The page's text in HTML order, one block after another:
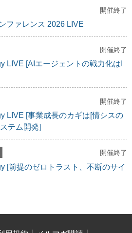
開催終了
ファレンス 2026 LIVE
開催終了
LIVE [AIエージェントの戦力化はI
開催終了
LIVE [事業成長のカギは[情シスの
テム開発]
開催終了
[前提のゼロトラスト、不断のサイ